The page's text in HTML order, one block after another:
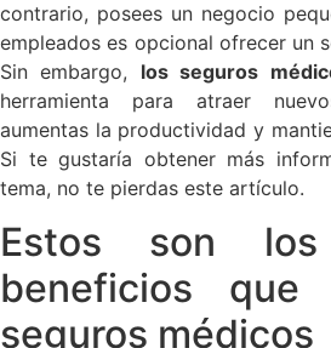
contrario, posees un negocio
empleados es opcional ofrecer un
Sin embargo, los seguros
herramienta para atraer
aumentas la productividad y
Si te gustaría obtener más
tema, no te pierdas este artículo.
Estos son los
beneficios
seguros médicos